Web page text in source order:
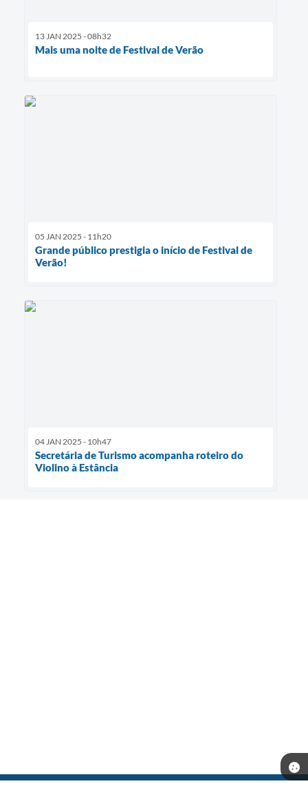
13 JAN 2025 - 08h32
Mais uma noite de Festival de Verão
05 JAN 2025 - 11h20
Grande público prestigia o início de Festival de
Verão!
04 JAN 2025 - 10h47
Secretária de Turismo acompanha roteiro do
Violino à Estância